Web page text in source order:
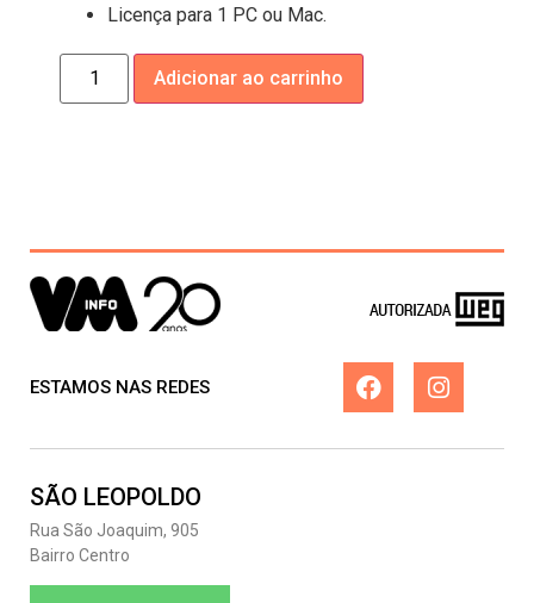
Licença para 1 PC ou Mac.
Adicionar ao carrinho
ESTAMOS NAS REDES
SÃO LEOPOLDO
Rua São Joaquim, 905
Bairro Centro